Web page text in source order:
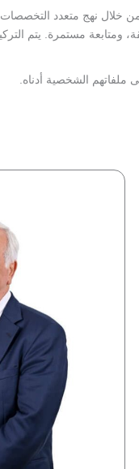
خلال نهج متعدد
مستمرة. يتم
ملفاتهم الشخصية أدناه.